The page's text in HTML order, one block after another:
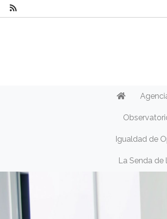
Igualdad de
La Senda de